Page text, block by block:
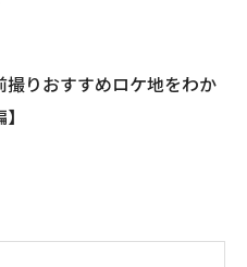
撮りおすすめロケ地をわか